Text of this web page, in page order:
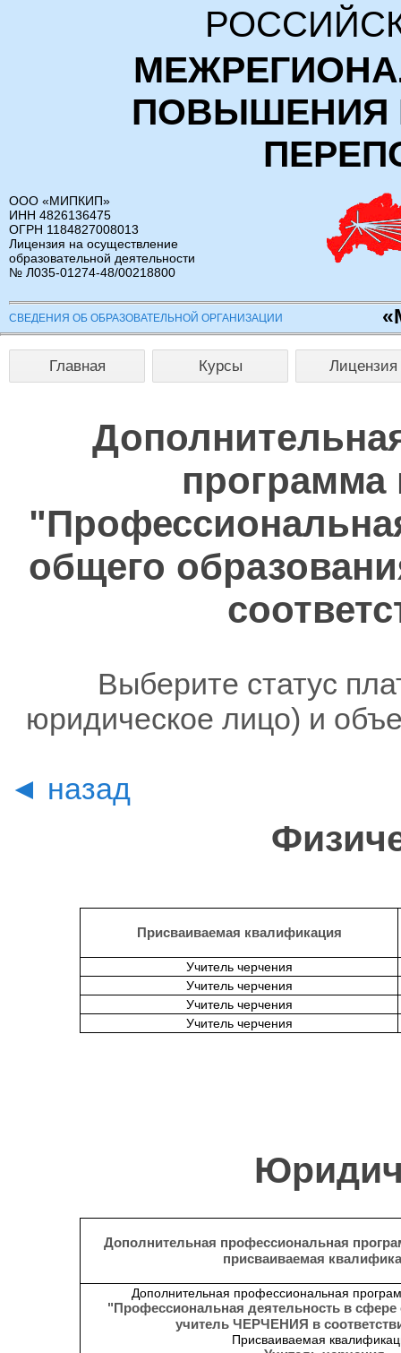
ПОВЫШЕНИЯ
ООО «МИПКИП»
ИНН 4826136475
ОГРН 1184827008013
Лицензия на осуществление
образовательной деятельности
№ Л035-01274-48/00218800
СВЕДЕНИЯ ОБ ОБРАЗОВАТЕЛЬНОЙ ОРГАНИЗАЦИИ
Главная Курсы Лицензия
программа
общего
Выберите статус
юридическое лицо) и
◄ назад
Присваиваемая квалификация
Учитель черчения
Учитель черчения
Учитель черчения
Учитель черчения
Дополнительная профессиональная
присваиваемая
Дополнительная профессиональная
"Профессиональная деятельность в сфере
учитель ЧЕРЧЕНИЯ в
Присваиваемая